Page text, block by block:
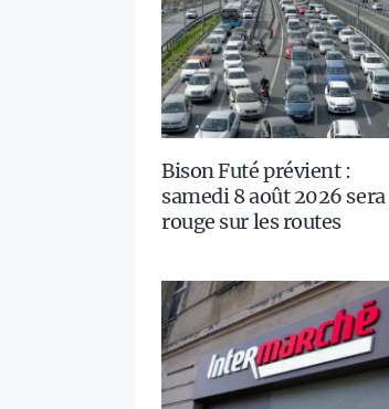
Bison Futé prévient :
samedi 8 août 2026 sera
rouge sur les routes